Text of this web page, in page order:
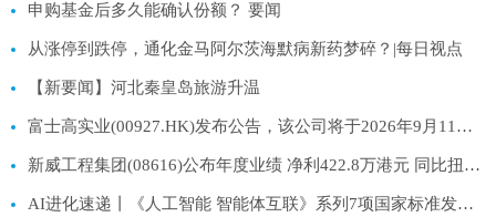
申购基金后多久能确认份额？ 要闻
从涨停到跌停，通化金马阿尔茨海默病新药梦碎？|每日视点
【新要闻】河北秦皇岛旅游升温
富士高实业(00927.HK)发布公告，该公司将于2026年9月11日派发末期股息每股0.01港元_快播
新威工程集团(08616)公布年度业绩 净利422.8万港元 同比扭亏为盈-每日聚焦
AI进化速递丨《人工智能 智能体互联》系列7项国家标准发布_今日看点